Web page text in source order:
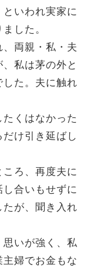
いわれ実家に
した。
両親・私・夫
私は茅の外と
した。夫に触れ
くはなかった
け引き延ばし
ろ、再度夫に
合いもせずに
が、聞き入れ
思いが強く、私
婦でお金もな